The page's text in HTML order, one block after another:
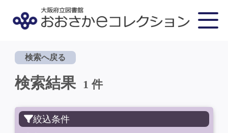
検索へ戻る
検索結果 1 件
絞込条件